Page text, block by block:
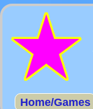
Home/Games